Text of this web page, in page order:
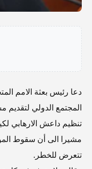
دعا رئيس بعثة الامم
المجتمع الدولي لتقديم
تنظيم داعش الارهابي
مشيرا الى أن سقوط
تتعرض للخطر.